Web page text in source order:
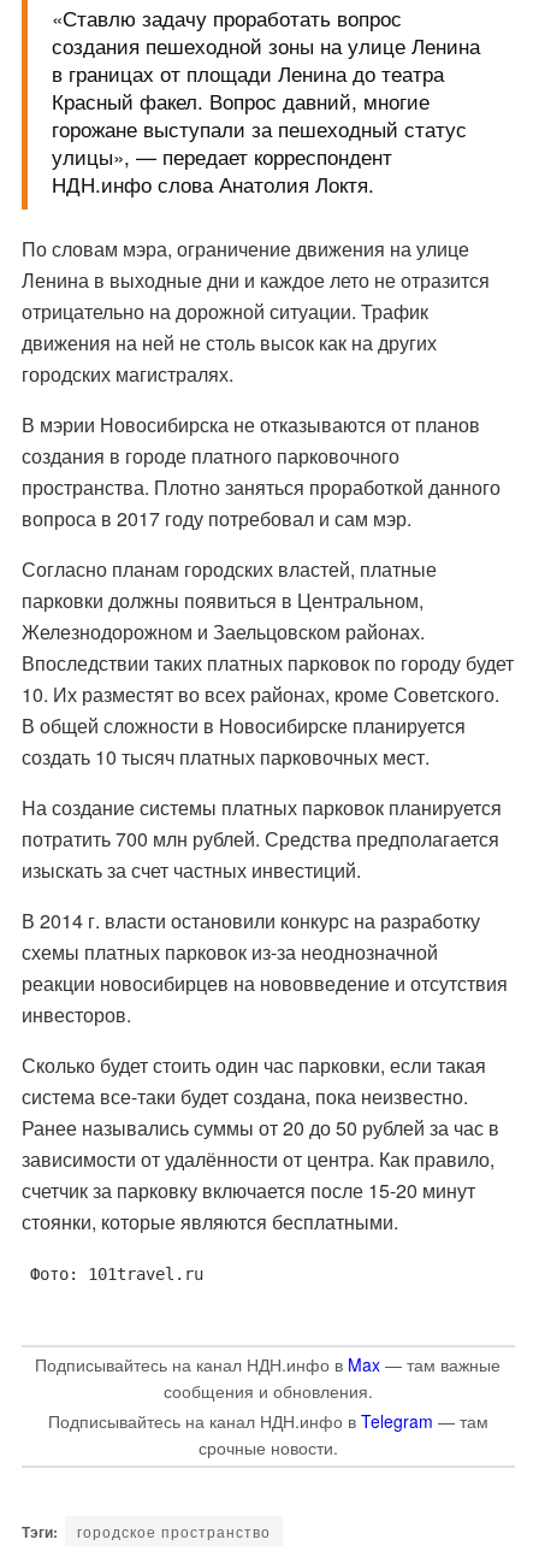
«Ставлю задачу проработать вопрос
создания пешеходной зоны на улице Ленина
в границах от площади Ленина до театра
Красный факел. Вопрос давний, многие
горожане выступали за пешеходный статус
улицы», — передает корреспондент
НДН.инфо слова Анатолия Локтя.
По словам мэра, ограничение движения на улице
Ленина в выходные дни и каждое лето не отразится
отрицательно на дорожной ситуации. Трафик
движения на ней не столь высок как на других
городских магистралях.
В мэрии Новосибирска не отказываются от планов
создания в городе платного парковочного
пространства. Плотно заняться проработкой данного
вопроса в 2017 году потребовал и сам мэр.
Согласно планам городских властей, платные
парковки должны появиться в Центральном,
Железнодорожном и Заельцовском районах.
Впоследствии таких платных парковок по городу будет
10. Их разместят во всех районах, кроме Советского.
В общей сложности в Новосибирске планируется
создать 10 тысяч платных парковочных мест.
На создание системы платных парковок планируется
потратить 700 млн рублей. Средства предполагается
изыскать за счет частных инвестиций.
В 2014 г. власти остановили конкурс на разработку
схемы платных парковок из-за неоднозначной
реакции новосибирцев на нововведение и отсутствия
инвесторов.
Сколько будет стоить один час парковки, если такая
система все-таки будет создана, пока неизвестно.
Ранее назывались суммы от 20 до 50 рублей за час в
зависимости от удалённости от центра. Как правило,
счетчик за парковку включается после 15-20 минут
стоянки, которые являются бесплатными.
Фото: 101travel.ru
Подписывайтесь на канал НДН.инфо в Max — там важные
сообщения и обновления.
Подписывайтесь на канал НДН.инфо в Telegram — там
срочные новости.
городское пространство